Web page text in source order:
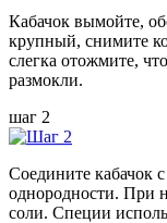
Кабачок вымойте,
крупный, снимите
слегка отожмите,
размокли.
шаг 2
Соедините кабачок
однородности. При
соли. Специи